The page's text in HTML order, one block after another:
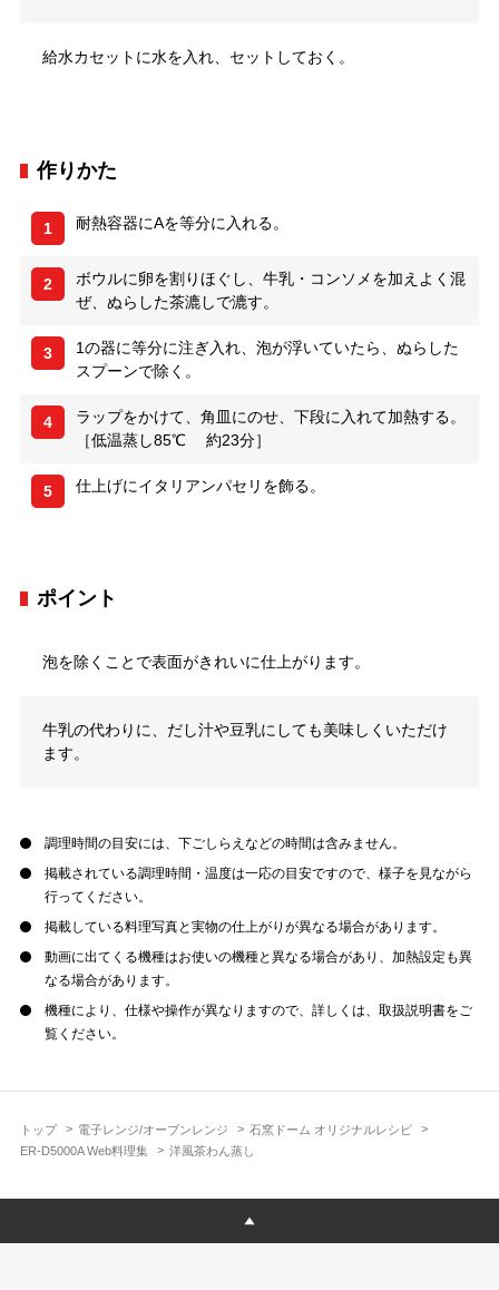
トップ 電子レンジ/オーブンレンジ
石窯ドーム オリジナルレシピ
ER-D5000A Web料理集
洋風茶わん蒸し
給水カセットに水を入れ、セットしておく。
作りかた
1 耐熱容器にAを等分に入れる。
2
ボウルに卵を割りほぐし、牛乳・コンソメを加えよく混
ぜ、ぬらした茶漉しで漉す。
3
1の器に等分に注ぎ入れ、泡が浮いていたら、ぬらした
スプーンで除く。
4
ラップをかけて、角皿にのせ、下段に入れて加熱する。
［低温蒸し85℃ 約23分］
5 仕上げにイタリアンパセリを飾る。
ポイント
泡を除くことで表面がきれいに仕上がります。
牛乳の代わりに、だし汁や豆乳にしても美味しくいただけ
ます。
調理時間の目安には、下ごしらえなどの時間は含みません。
掲載されている調理時間・温度は一応の目安ですので、様子を見ながら
行ってください。
掲載している料理写真と実物の仕上がりが異なる場合があります。
動画に出てくる機種はお使いの機種と異なる場合があり、加熱設定も異
なる場合があります。
機種により、仕様や操作が異なりますので、詳しくは、取扱説明書をご
覧ください。